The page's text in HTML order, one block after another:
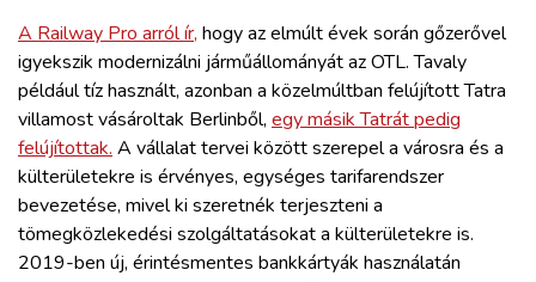
A Railway Pro arról ír, hogy az elmúlt évek során gőzerővel
igyekszik modernizálni járműállományát az OTL. Tavaly
például tíz használt, azonban a közelmúltban felújított Tatra
villamost vásároltak Berlinből, egy másik Tatrát pedig
felújítottak. A vállalat tervei között szerepel a városra és a
külterületekre is érvényes, egységes tarifarendszer
bevezetése, mivel ki szeretnék terjeszteni a
tömegközlekedési szolgáltatásokat a külterületekre is.
2019-ben új, érintésmentes bankkártyák használatán